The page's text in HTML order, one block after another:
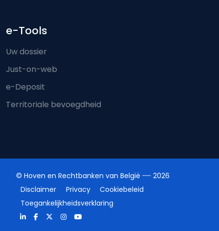
e-Tools
Uw dossier
Just-on-web
e-Deposit
Territoriale bevoegdheid
© Hoven en Rechtbanken van België
2026
Disclaimer
Privacy
Cookiebeleid
Toegankelijkheidsverklaring